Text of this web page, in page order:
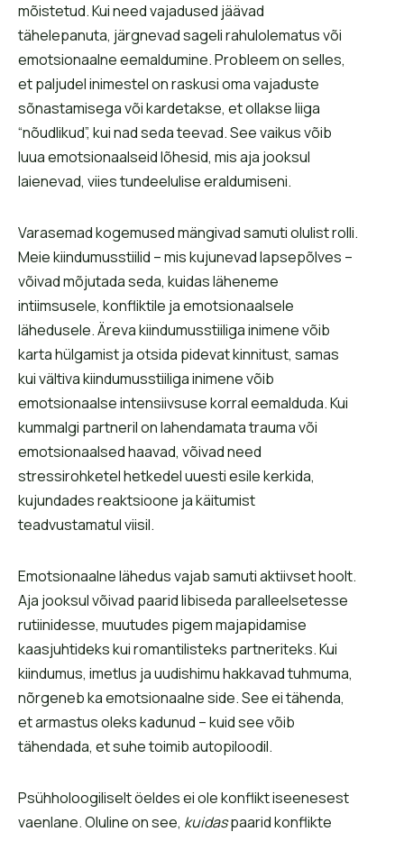
mõistetud. Kui need vajadused jäävad
tähelepanuta, järgnevad sageli rahulolematus või
emotsionaalne eemaldumine. Probleem on selles,
et paljudel inimestel on raskusi oma vajaduste
sõnastamisega või kardetakse, et ollakse liiga
“nõudlikud”, kui nad seda teevad. See vaikus võib
luua emotsionaalseid lõhesid, mis aja jooksul
laienevad, viies tundeelulise eraldumiseni.
Varasemad kogemused mängivad samuti olulist rolli.
Meie kiindumusstiilid – mis kujunevad lapsepõlves –
võivad mõjutada seda, kuidas läheneme
intiimsusele, konfliktile ja emotsionaalsele
lähedusele. Äreva kiindumusstiiliga inimene võib
karta hülgamist ja otsida pidevat kinnitust, samas
kui vältiva kiindumusstiiliga inimene võib
emotsionaalse intensiivsuse korral eemalduda. Kui
kummalgi partneril on lahendamata trauma või
emotsionaalsed haavad, võivad need
stressirohketel hetkedel uuesti esile kerkida,
kujundades reaktsioone ja käitumist
teadvustamatul viisil.
Emotsionaalne lähedus vajab samuti aktiivset hoolt.
Aja jooksul võivad paarid libiseda paralleelsetesse
rutiinidesse, muutudes pigem majapidamise
kaasjuhtideks kui romantilisteks partneriteks. Kui
kiindumus, imetlus ja uudishimu hakkavad tuhmuma,
nõrgeneb ka emotsionaalne side. See ei tähenda,
et armastus oleks kadunud – kuid see võib
tähendada, et suhe toimib autopiloodil.
Psühholoogiliselt öeldes ei ole konflikt iseenesest
vaenlane. Oluline on see, kuidaspaarid konflikte